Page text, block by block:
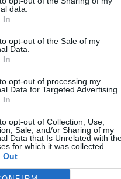
data.
In
opt-out of the Sale of my
Data.
In
opt-out of processing my
Data for Targeted Advertising.
In
opt-out of Collection, Use,
Sale, and/or Sharing of my
Data that Is Unrelated with
for which it was collected.
Out
Kriminalai
vėl šiurpino